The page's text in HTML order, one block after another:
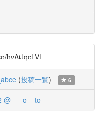
hvAiJqcLVL
(投稿一覧) 6
@___o__to